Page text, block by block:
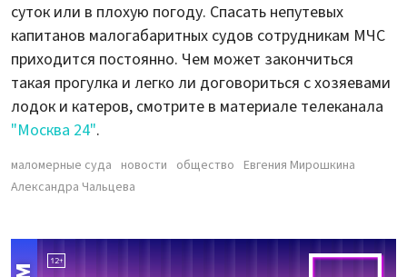
суток или в плохую погоду. Спасать непутевых
капитанов малогабаритных судов сотрудникам МЧС
приходится постоянно. Чем может закончиться
такая прогулка и легко ли договориться с хозяевами
лодок и катеров, смотрите в материале телеканала
"Москва 24".
маломерные суда новости общество Евгения Мирошкина
Александра Чальцева